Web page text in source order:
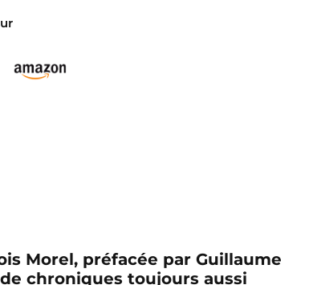
Morel, préfacée par Guillaume
chroniques toujours aussi